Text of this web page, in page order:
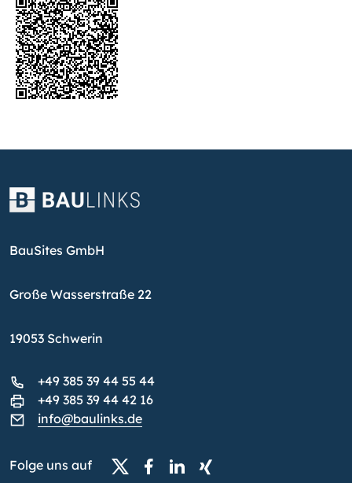
BauSites GmbH
Große Wasserstraße 22
19053 Schwerin
+49 385 39 44 55 44
+49 385 39 44 42 16
info@baulinks.de
Folge uns auf